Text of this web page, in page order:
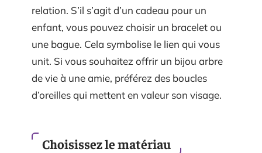
relation. S’il s’agit d’un cadeau pour un
enfant, vous pouvez choisir un bracelet ou
une bague. Cela symbolise le lien qui vous
unit. Si vous souhaitez offrir un bijou arbre
de vie à une amie, préférez des boucles
d’oreilles qui mettent en valeur son visage.
Choisissez le matériau